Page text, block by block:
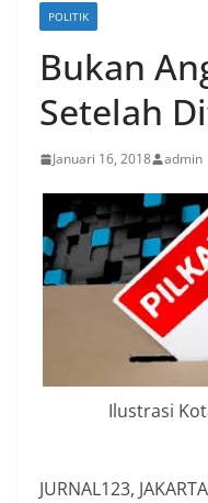
POLITIK
Bukan
Setelah
Januari 16, 2018 admin
Ilustrasi
JURNAL123,